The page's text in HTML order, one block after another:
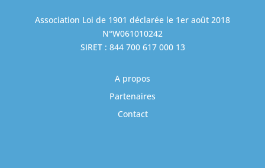
Association Loi de 1901 déclarée le 1er août 2018
N°W061010242
SIRET : 844 700 617 000 13
A propos
Partenaires
Contact